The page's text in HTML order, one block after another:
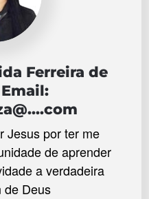
Ferreira de
Jesus por ter me
de aprender
a verdadeira
de Deus